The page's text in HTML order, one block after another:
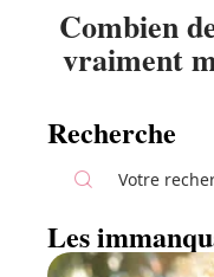
Combien
vraiment
Recherche
Les